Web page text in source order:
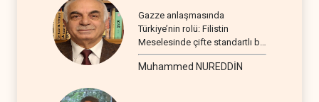
Gazze anlaşmasında
Türkiye’nin rolü: Filistin
Meselesinde çifte standartlı bir
seyir
Muhammed NUREDDİN